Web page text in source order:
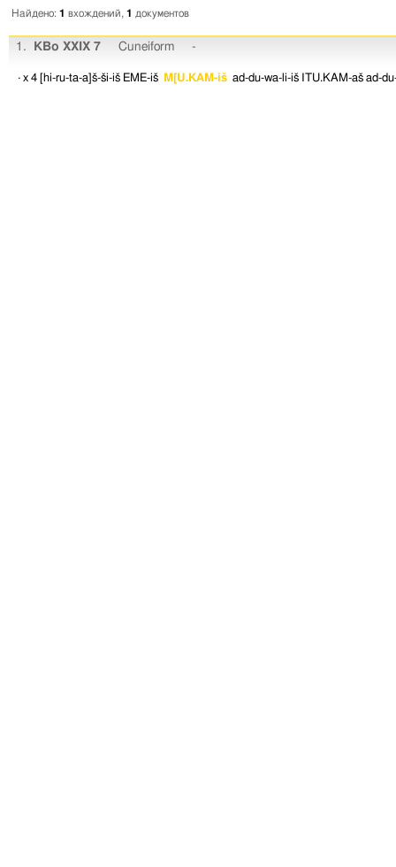
Найдено: 1 вхождений, 1 документов
1. KBo XXIX 7 Cuneiform -
· x 4 [hi-ru-ta-a]š-ši-iš EME-iš M[U.KAM-iš ad-du-wa-li-iš ITU.KAM-aš ad-